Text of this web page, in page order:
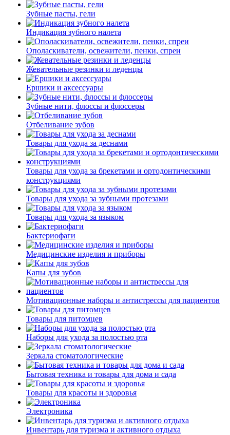
Зубные пасты, гели
Индикация зубного налета
Ополаскиватели, освежители, пенки, спреи
Жевательные резинки и леденцы
Ершики и аксессуары
Зубные нити, флоссы и флоссеры
Отбеливание зубов
Товары для ухода за деснами
Товары для ухода за брекетами и ортодонтическими
конструкциями
Товары для ухода за зубными протезами
Товары для ухода за языком
Бактериофаги
Медицинские изделия и приборы
Капы для зубов
Мотивационные наборы и антистрессы для пациентов
Товары для питомцев
Наборы для ухода за полостью рта
Зеркала стоматологические
Бытовая техника и товары для дома и сада
Товары для красоты и здоровья
Электроника
Инвентарь для туризма и активного отдыха